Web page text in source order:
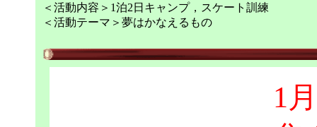
＜活動内容＞1泊2日キャンプ，スケート訓練
＜活動テーマ＞夢はかなえるもの
1